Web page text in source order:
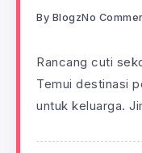
By BlogzNo
Rancang cuti
Temui destinasi
untuk keluarga.